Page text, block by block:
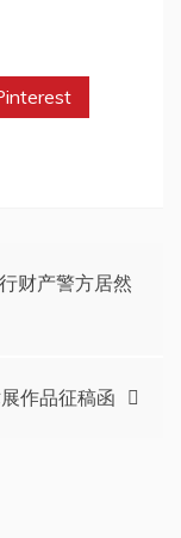
财产警方居然
作品征稿函